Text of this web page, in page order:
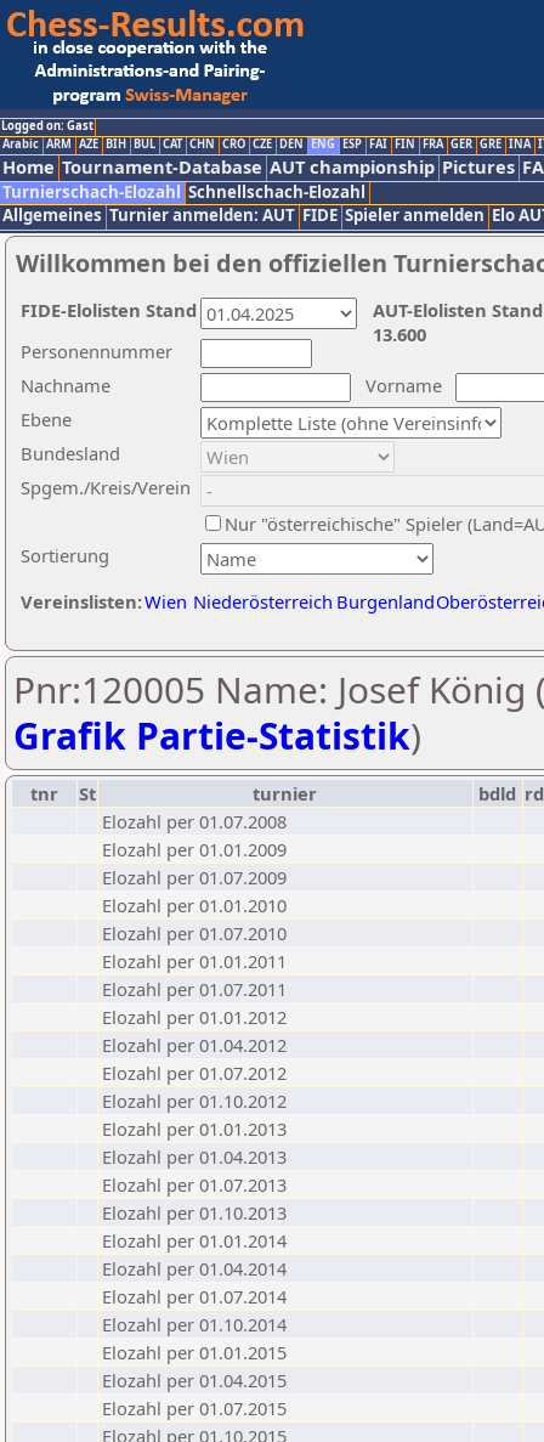
Logged on: Gast
Arabic ARM AZE BIH BUL CAT CHN CRO CZE DEN ENG ESP FAI FIN FRA GER GRE INA
Home Tournament-Database AUT championship Pictures
Turnierschach-Elozahl Schnellschach-Elozahl
Allgemeines Turnier anmelden: AUT FIDE Spieler anmelden Elo
Willkommen bei den offiziellen
Nachname
Vorname
Ebene
Sortierung
Personennummer
Bundesland
Spgem./Kreis/Verein
Nur "österreichische" Spieler
Vereinslisten:Wien Niederösterreich Burgenland
AUT-Elolisten
13.600
FIDE-Elolisten Stand
Pnr:120005 Name: Josef König
Grafik Partie-Statistik)
tnr St turnier bdld rd
Elozahl per 01.07.2008
Elozahl per 01.01.2009
Elozahl per 01.07.2009
Elozahl per 01.01.2010
Elozahl per 01.07.2010
Elozahl per 01.01.2011
Elozahl per 01.07.2011
Elozahl per 01.01.2012
Elozahl per 01.04.2012
Elozahl per 01.07.2012
Elozahl per 01.10.2012
Elozahl per 01.01.2013
Elozahl per 01.04.2013
Elozahl per 01.07.2013
Elozahl per 01.10.2013
Elozahl per 01.01.2014
Elozahl per 01.04.2014
Elozahl per 01.07.2014
Elozahl per 01.10.2014
Elozahl per 01.01.2015
Elozahl per 01.04.2015
Elozahl per 01.07.2015
Elozahl per 01.10.2015